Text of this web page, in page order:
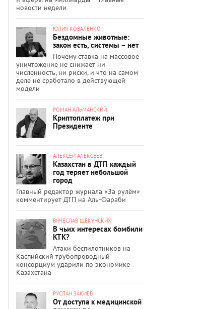
новости недели
ЮЛИЯ КОВАЛЕНКО
Бездомные животные:
закон есть, системы – нет
Почему ставка на массовое
уничтожение не снижает ни
численность, ни риски, и что на самом
деле не сработало в действующей
модели
РОМАН АЛЬМАНСКИЙ
Криптоплатеж при
Президенте
АЛЕКСЕЙ АЛЕКСЕЕВ
Казахстан в ДТП каждый
год теряет небольшой
город
Главный редактор журнала «За рулём»
комментирует ДТП на Аль-Фараби
ВЯЧЕСЛАВ ЩЕКУНСКИХ
В чьих интересах бомбили
КТК?
Атаки беспилотников на
Каспийский трубопроводный
консорциум ударили по экономике
Казахстана
РУСЛАН ЗАКИЕВ
От доступа к медицинской